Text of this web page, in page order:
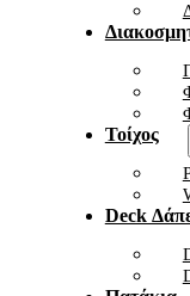
Τοίχος
Deck